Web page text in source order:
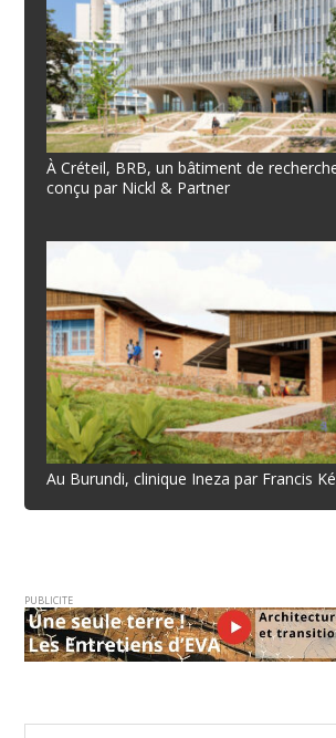
À Créteil, BRB, un bâtiment de
conçu par Nickl & Partner
Au Burundi, clinique Ineza par Francis
PUBLICITE